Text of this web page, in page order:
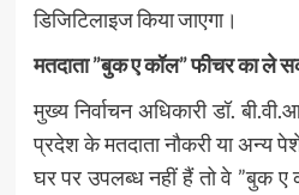
डिजिटिलाइज किया जाएगा।
मतदाता ”बुक ए कॉल” फीचर का ले
मुख्य निर्वाचन अधिकारी डॉ.
प्रदेश के मतदाता नौकरी या अन्य
घर पर उपलब्ध नहीं हैं तो वे ”बुक